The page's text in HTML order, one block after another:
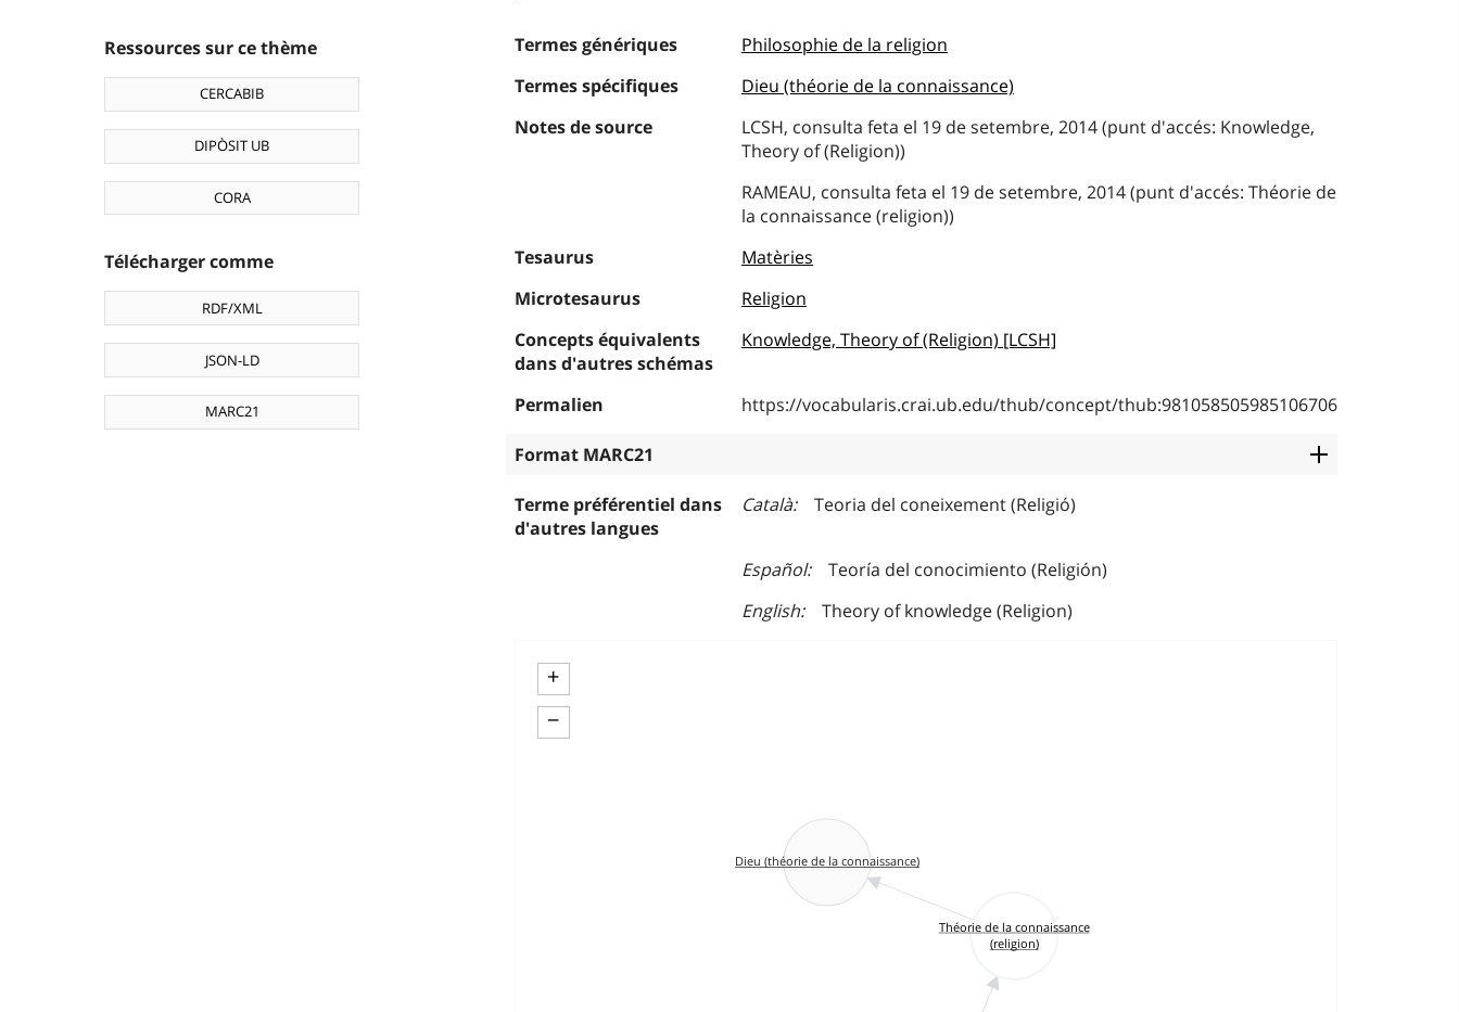
Ressources sur ce thème
CERCABIB
DIPÒSIT UB
CORA
Télécharger comme
RDF/XML
JSON-LD
MARC21
Termes génériques
Philosophie de la religion
Termes spécifiques
Dieu (théorie de la connaissance)
Notes de source
LCSH, consulta feta el 19 de setembre, 2014 (punt d'accés: Knowledge,
Theory of (Religion))
RAMEAU, consulta feta el 19 de setembre, 2014 (punt d'accés: Théorie de
la connaissance (religion))
Tesaurus
Matèries
Microtesaurus
Religion
Concepts équivalents
dans d'autres schémas
Knowledge, Theory of (Religion) [LCSH]
Permalien https://vocabularis.crai.ub.edu/thub/concept/thub:981058505985106706
Format MARC21
Terme préférentiel dans
d'autres langues
Català Teoria del coneixement (Religió)
Español
Teoría del conocimiento (Religión)
English
Theory of knowledge (Religion)
+
−
Théorie de la connaissance
(religion)
Dieu (théorie de la connaissance)